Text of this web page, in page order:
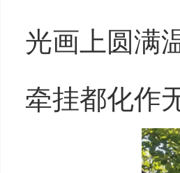
光画上圆满
牵挂都化作